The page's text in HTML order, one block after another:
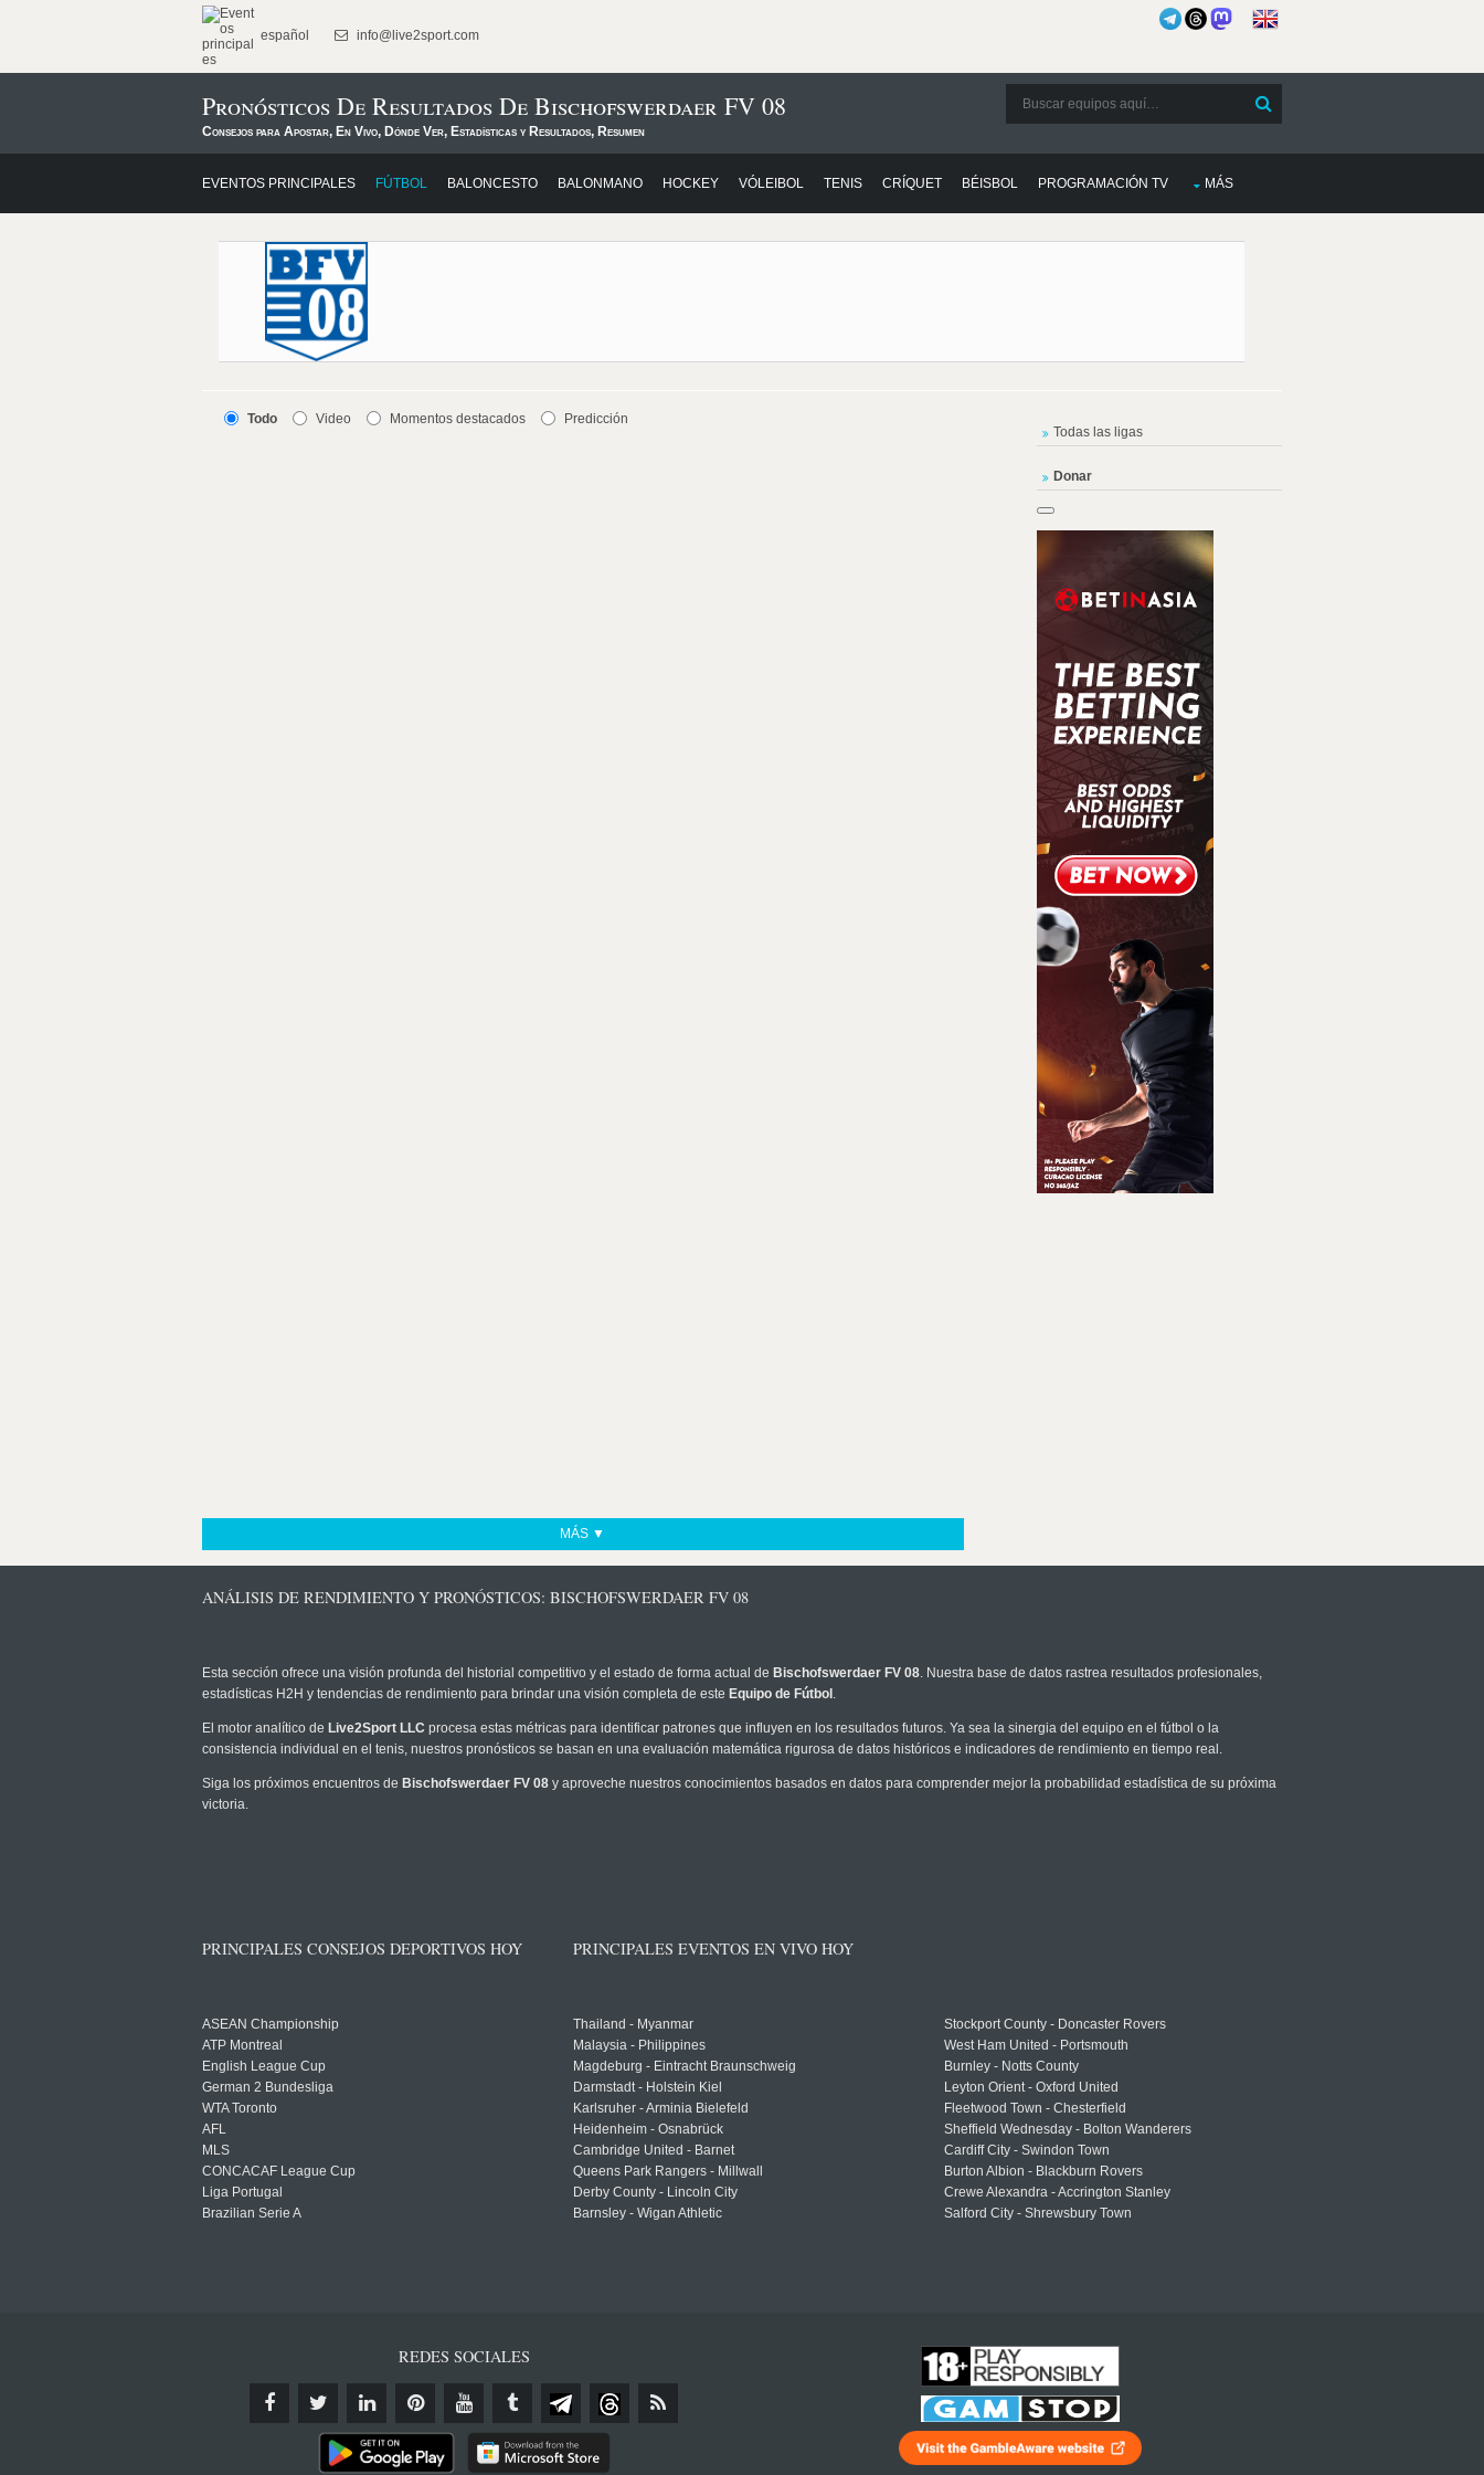
español info@live2sport.com
Pronósticos De Resultados De Bischofswerdaer FV 08
Consejos para Apostar, En Vivo, Dónde Ver, Estadísticas y Resultados, Resumen
EVENTOS PRINCIPALES FÚTBOL BALONCESTO BALONMANO HOCKEY VÓLEIBOL TENIS CRÍQUET BÉISBOL PROGRAMACIÓN TV MÁS
Todo Video Momentos destacados Predicción
MÁS ▼
Todas las ligas
Donar
ANÁLISIS DE RENDIMIENTO Y PRONÓSTICOS: BISCHOFSWERDAER FV 08
Esta sección ofrece una visión profunda del historial competitivo y el estado de forma actual de Bischofswerdaer FV 08. Nuestra base de datos rastrea resultados profesionales,
estadísticas H2H y tendencias de rendimiento para brindar una visión completa de este Equipo de Fútbol .
El motor analítico de Live2Sport LLC procesa estas métricas para identificar patrones que influyen en los resultados futuros. Ya sea la sinergia del equipo en el fútbol o la
consistencia individual en el tenis, nuestros pronósticos se basan en una evaluación matemática rigurosa de datos históricos e indicadores de rendimiento en tiempo real.
Siga los próximos encuentros de Bischofswerdaer FV 08 y aproveche nuestros conocimientos basados en datos para comprender mejor la probabilidad estadística de su próxima
victoria.
PRINCIPALES CONSEJOS DEPORTIVOS HOY
ASEAN Championship
ATP Montreal
English League Cup
German 2 Bundesliga
WTA Toronto
AFL
MLS
CONCACAF League Cup
Liga Portugal
Brazilian Serie A
PRINCIPALES EVENTOS EN VIVO HOY
Thailand - Myanmar
Malaysia - Philippines
Magdeburg - Eintracht Braunschweig
Darmstadt - Holstein Kiel
Karlsruher - Arminia Bielefeld
Heidenheim - Osnabrück
Cambridge United - Barnet
Queens Park Rangers - Millwall
Derby County - Lincoln City
Barnsley - Wigan Athletic
Stockport County - Doncaster Rovers
West Ham United - Portsmouth
Burnley - Notts County
Leyton Orient - Oxford United
Fleetwood Town - Chesterfield
Sheffield Wednesday - Bolton Wanderers
Cardiff City - Swindon Town
Burton Albion - Blackburn Rovers
Crewe Alexandra - Accrington Stanley
Salford City - Shrewsbury Town
REDES SOCIALES